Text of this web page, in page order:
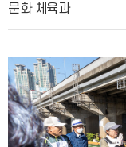
문화 체육과